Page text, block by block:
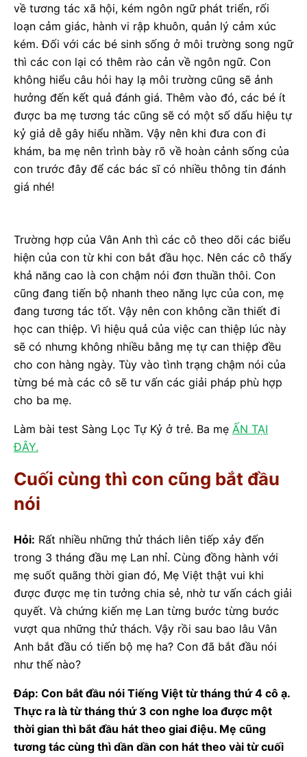
về tương tác xã hội, kém ngôn ngữ phát triển, rối
loạn cảm giác, hành vi rập khuôn, quản lý cảm xúc
kém. Đối với các bé sinh sống ở môi trường song ngữ
thì các con lại có thêm rào cản về ngôn ngữ. Con
không hiểu câu hỏi hay lạ môi trường cũng sẽ ảnh
hưởng đến kết quả đánh giá. Thêm vào đó, các bé ít
được ba mẹ tương tác cũng sẽ có một số dấu hiệu tự
kỷ giả dễ gây hiểu nhầm. Vậy nên khi đưa con đi
khám, ba mẹ nên trình bày rõ về hoàn cảnh sống của
con trước đây để các bác sĩ có nhiều thông tin đánh
giá nhé!
Trường hợp của Vân Anh thì các cô theo dõi các biểu
hiện của con từ khi con bắt đầu học. Nên các cô thấy
khả năng cao là con chậm nói đơn thuần thôi. Con
cũng đang tiến bộ nhanh theo năng lực của con, mẹ
đang tương tác tốt. Vậy nên con không cần thiết đi
học can thiệp. Vì hiệu quả của việc can thiệp lúc này
sẽ có nhưng không nhiều bằng mẹ tự can thiệp đều
cho con hàng ngày. Tùy vào tình trạng chậm nói của
từng bé mà các cô sẽ tư vấn các giải pháp phù hợp
cho ba mẹ.
Làm bài test Sàng Lọc Tự Kỷ ở trẻ. Ba mẹ ẤN TẠI
ĐÂY.
Cuối cùng thì con cũng bắt đầu
nói
Hỏi: Rất nhiều những thử thách liên tiếp xảy đến
trong 3 tháng đầu mẹ Lan nhỉ. Cùng đồng hành với
mẹ suốt quãng thời gian đó, Mẹ Việt thật vui khi
được được mẹ tin tưởng chia sẻ, nhờ tư vấn cách giải
quyết. Và chứng kiến mẹ Lan từng bước từng bước
vượt qua những thử thách. Vậy rồi sau bao lâu Vân
Anh bắt đầu có tiến bộ mẹ ha? Con đã bắt đầu nói
như thế nào?
Đáp: Con bắt đầu nói Tiếng Việt từ tháng thứ 4 cô ạ.
Thực ra là từ tháng thứ 3 con nghe loa được một
thời gian thì bắt đầu hát theo giai điệu. Mẹ cũng
tương tác cùng thì dần dần con hát theo vài từ cuối